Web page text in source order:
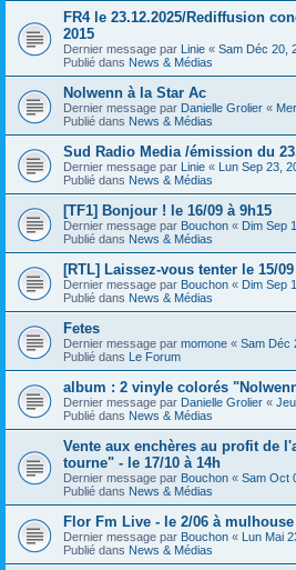
FR4 le 23.12.2025/Rediffusion
2015
Dernier message par Linie « Sam Déc 20,
Publié dans News & Médias
Nolwenn à la Star Ac
Dernier message par Danielle Grolier «
Publié dans News & Médias
Sud Radio Media /émission du
Dernier message par Linie « Lun Sep 23,
Publié dans News & Médias
[TF1] Bonjour ! le 16/09 à 9h15
Dernier message par Bouchon « Dim Sep
Publié dans News & Médias
[RTL] Laissez-vous tenter le 15/09
Dernier message par Bouchon « Dim Sep
Publié dans News & Médias
Fetes
Dernier message par momone « Sam Déc
Publié dans Le Forum
album : 2 vinyle colorés
Dernier message par Danielle Grolier «
Publié dans News & Médias
Vente aux enchères au profit de
tourne" - le 17/10 à 14h
Dernier message par Bouchon « Sam Oct
Publié dans News & Médias
Flor Fm Live - le 2/06 à mulhouse
Dernier message par Bouchon « Lun Mai
Publié dans News & Médias